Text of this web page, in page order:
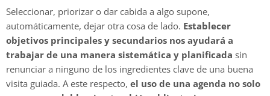
Seleccionar, priorizar o dar cabida a algo supone,
automáticamente, dejar otra cosa de lado. Establecer
objetivos principales y secundarios nos ayudará a
trabajar de una manera sistemática y planificada sin
renunciar a ninguno de los ingredientes clave de una buena
visita guiada. A este respecto, el uso de una agenda no solo